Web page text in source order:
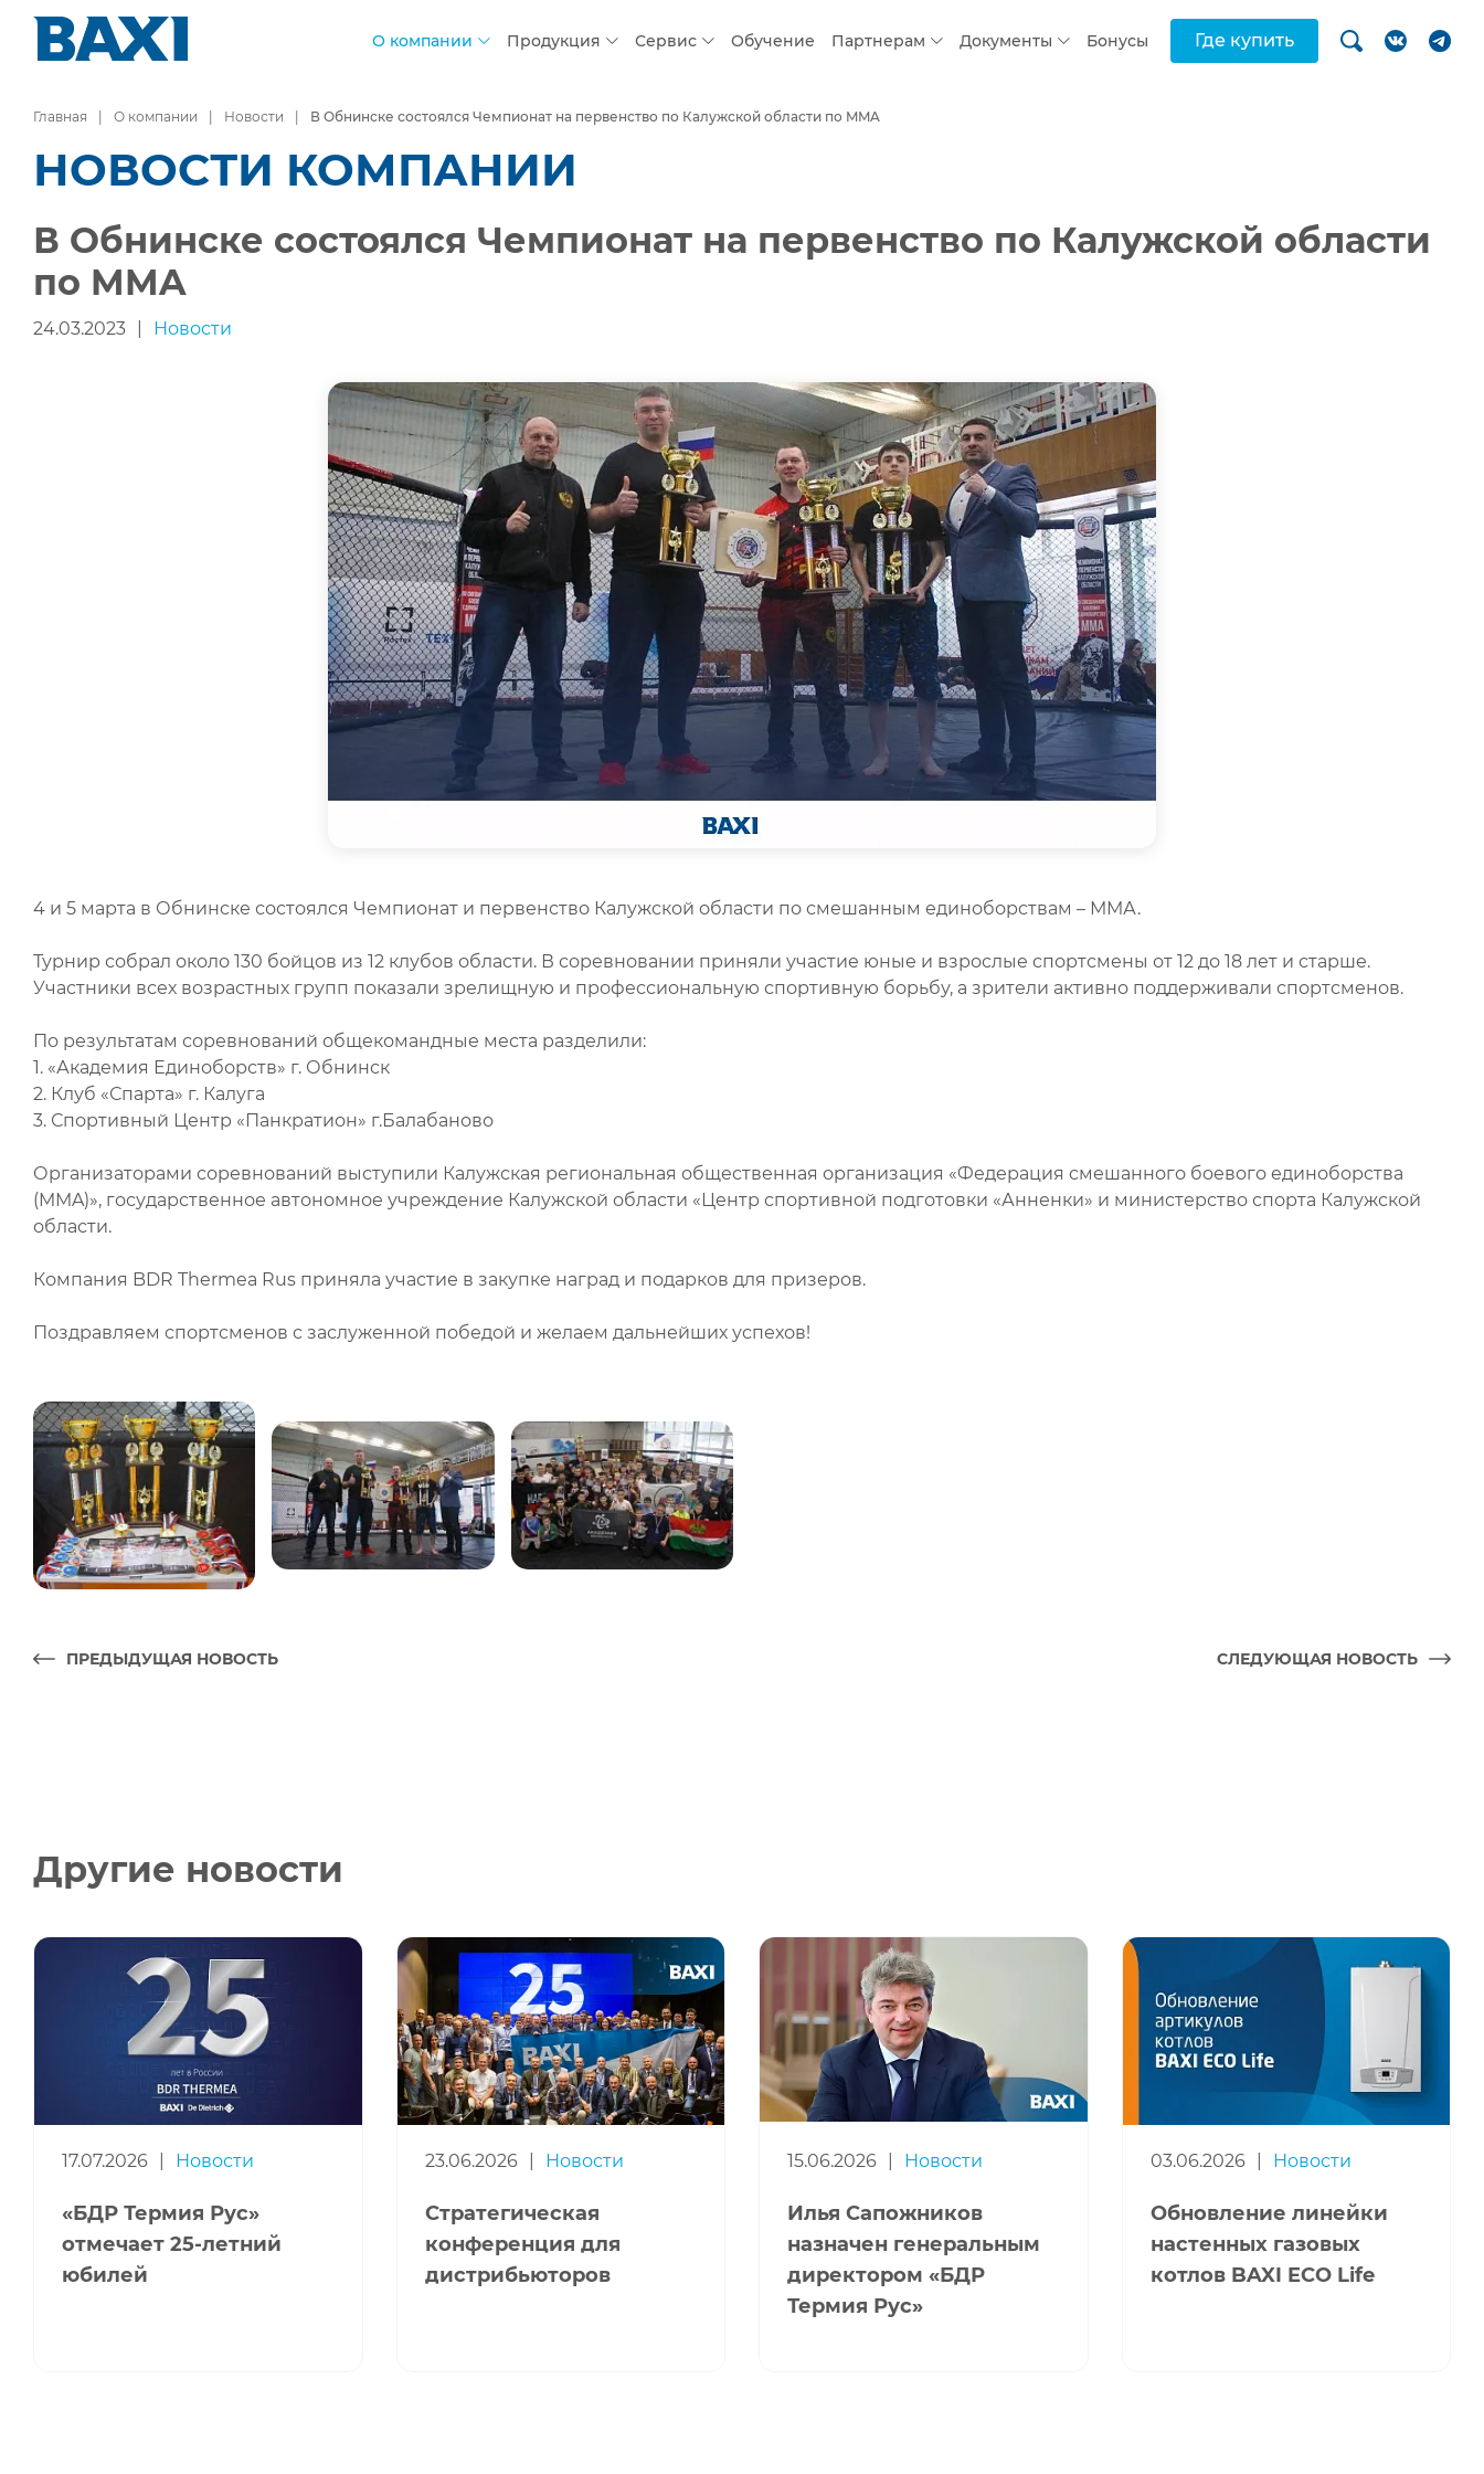
О компании Продукция Сервис Обучение Партнерам Документы Бонусы Где купить
Главная О компании Новости В Обнинске состоялcя Чемпионат на первенство по Калужской области по MMA
НОВОСТИ КОМПАНИИ
В Обнинске состоялcя Чемпионат на первенство по Калужской области
по MMA
24.03.2023 Новости
4 и 5 марта в Обнинске состоялся Чемпионат и первенство Калужской области по смешанным единоборствам – ММА.
Турнир собрал около 130 бойцов из 12 клубов области. В соревновании приняли участие юные и взрослые спортсмены от 12 до 18 лет и старше.
Участники всех возрастных групп показали зрелищную и профессиональную спортивную борьбу, а зрители активно поддерживали спортсменов.
По результатам соревнований общекомандные места разделили:
1. «Академия Единоборств» г. Обнинск
2. Клуб «Спарта» г. Калуга
3. Спортивный Центр «Панкратион» г.Балабаново
Организаторами соревнований выступили Калужская региональная общественная организация «Федерация смешанного боевого единоборства
(MMA)», государственное автономное учреждение Калужской области «Центр спортивной подготовки «Анненки» и министерство спорта Калужской
области.
Компания BDR Thermea Rus приняла участие в закупке наград и подарков для призеров.
Поздравляем спортсменов с заслуженной победой и желаем дальнейших успехов!
ПРЕДЫДУЩАЯ НОВОСТЬ СЛЕДУЮЩАЯ НОВОСТЬ
Другие новости
17.07.2026 Новости
«БДР Термия Рус»
отмечает 25-летний
юбилей
23.06.2026 Новости
Стратегическая
конференция для
дистрибьюторов
15.06.2026 Новости
Илья Сапожников
назначен генеральным
директором «БДР
Термия Рус»
03.06.2026 Новости
Обновление линейки
настенных газовых
котлов BAXI ECO Life